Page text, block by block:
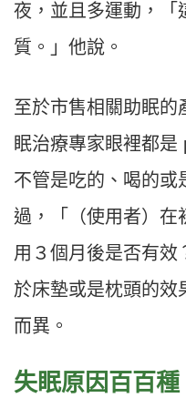
夜，並且多運動，「
質。」他說。
至於市售相關助眠的
眠治療專家眼裡都是
不管是吃的、喝的或
過，「（使用者）在
用３個月後是否有效
於床墊或是枕頭的效
而異。
失眠原因百百